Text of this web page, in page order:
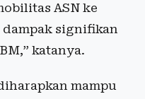
ASN ke
signifikan
katanya.
mampu